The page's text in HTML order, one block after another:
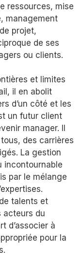
ressources, mise
management
projet,
de ses
ou clients.
et limites
il en abolit
d’un côté et les
un futur client
manager. Il
des carrières
La gestion
incontournable
par le mélange
talents et
acteurs du
d’associer à
pour la